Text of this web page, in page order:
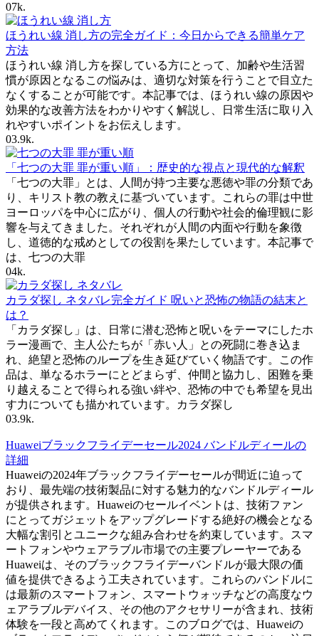
07k.
ほうれい線 消し方の完全ガイド：今日からできる簡単ケア
方法
ほうれい線 消し方を探している方にとって、加齢や生活習
慣が原因となるこの悩みは、適切な対策を行うことで目立た
なくすることが可能です。本記事では、ほうれい線の原因や
効果的な改善方法をわかりやすく解説し、日常生活に取り入
れやすいポイントをお伝えします。
03.9k.
「七つの大罪 罪が重い順」：歴史的な視点と現代的な解釈
「七つの大罪」とは、人間が持つ主要な悪徳や罪の分類であ
り、キリスト教の教えに基づいています。これらの罪は中世
ヨーロッパを中心に広がり、個人の行動や社会的倫理観に影
響を与えてきました。それぞれが人間の内面や行動を象徴
し、道徳的な戒めとしての役割を果たしています。本記事で
は、七つの大罪
04k.
カラダ探し ネタバレ完全ガイド 呪いと恐怖の物語の結末と
は？
「カラダ探し」は、日常に潜む恐怖と呪いをテーマにしたホ
ラー漫画で、主人公たちが「赤い人」との死闘に巻き込ま
れ、絶望と恐怖のループを生き延びていく物語です。この作
品は、単なるホラーにとどまらず、仲間と協力し、困難を乗
り越えることで得られる強い絆や、恐怖の中でも希望を見出
す力についても描かれています。カラダ探し
03.9k.
Huaweiブラックフライデーセール2024 バンドルディールの
詳細
Huaweiの2024年ブラックフライデーセールが間近に迫って
おり、最先端の技術製品に対する魅力的なバンドルディール
が提供されます。Huaweiのセールイベントは、技術ファン
にとってガジェットをアップグレードする絶好の機会となる
大幅な割引とユニークな組み合わせを約束しています。スマ
ートフォンやウェアラブル市場での主要プレーヤーである
Huaweiは、そのブラックフライデーバンドルが最大限の価
値を提供できるよう工夫されています。これらのバンドルに
は最新のスマートフォン、スマートウォッチなどの高度なウ
ェアラブルデバイス、その他のアクセサリーが含まれ、技術
体験を一段と高めてくれます。このブログでは、Huaweiの